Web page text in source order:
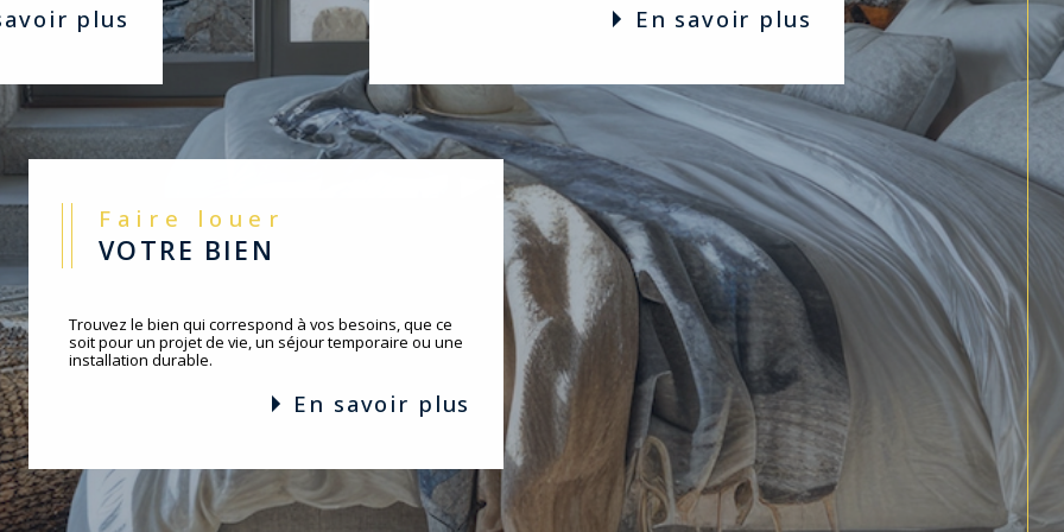
plus en savoir plus
Faire louer
VOTRE BIEN
Trouvez le bien qui correspond à vos besoins, que ce
soit pour un projet de vie, un séjour temporaire ou une
installation durable.
en savoir plus